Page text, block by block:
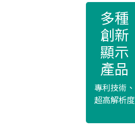
多種
創新
顯示
產品
專利技術、
超高解析度